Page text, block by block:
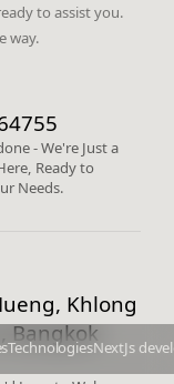
TechnologiesNextJs
to assist you.
way.
- We're Just a
Ready to
Needs.
Khlong
Bangkok